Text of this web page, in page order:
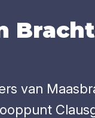
van